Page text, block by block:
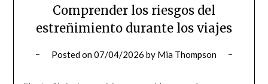
Comprender los riesgos del
estreñimiento durante los viajes
Posted on07/04/2026 by Mia Thompson